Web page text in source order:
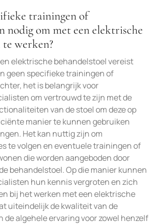
trainingen of
nodig om met een elektrische
werken?
elektrische behandelstoel vereist
geen specifieke trainingen of
het is belangrijk voor
om vertrouwd te zijn met de
van de stoel om deze op
manier te kunnen gebruiken
Het kan nuttig zijn om
te volgen en eventuele trainingen of
die worden aangeboden door
behandelstoel. Op die manier kunnen
hun kennis vergroten en zich
bij het werken met een elektrische
uiteindelijk de kwaliteit van de
de algehele ervaring voor zowel henzelf